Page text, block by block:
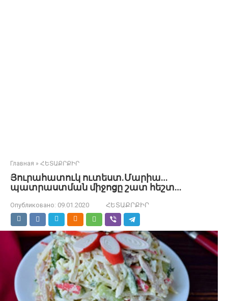
Главная » ՀԵՏԱՔՐՔԻՐ
Յուրահատուկ ուտեստ.Մարիա…
պատրաստման միջոցը շատ հեշտ…
Опубликовано: 09.01.2020 ՀԵՏԱՔՐՔԻՐ